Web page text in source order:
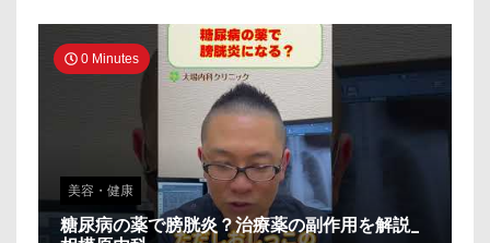
0 Minutes
美容・健康
糖尿病の薬で膀胱炎？治療薬の副作用を解説_